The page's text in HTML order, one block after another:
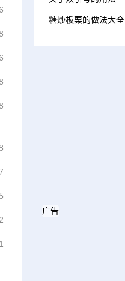
糖炒板栗的做法大全
广告